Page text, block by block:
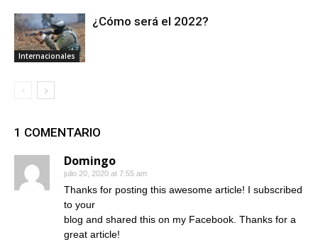
Internacionales
¿Cómo será el 2022?
1 COMENTARIO
Domingo
julio 20, 2020 at 7:55 am
Thanks for posting this awesome article! I subscribed
to your
blog and shared this on my Facebook. Thanks for a
great article!